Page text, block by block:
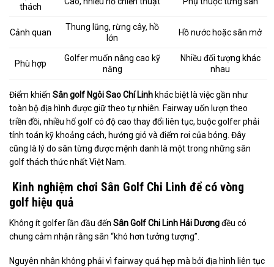
thách
Cảnh quan
Thung lũng, rừng cây, hồ
lớn
Hồ nước hoặc sân mở
Phù hợp
Golfer muốn nâng cao kỹ
năng
Nhiều đối tượng khác
nhau
Điểm khiến Sân golf Ngôi Sao Chí Linh khác biệt là việc gần như
toàn bộ địa hình được giữ theo tự nhiên. Fairway uốn lượn theo
triền đồi, nhiều hố golf có độ cao thay đổi liên tục, buộc golfer phải
tính toán kỹ khoảng cách, hướng gió và điểm rơi của bóng. Đây
cũng là lý do sân từng được mệnh danh là một trong những sân
golf thách thức nhất Việt Nam.
Kinh nghiệm chơi Sân Golf Chi Linh để có vòng
golf hiệu quả
Không ít golfer lần đầu đến Sân Golf Chi Linh Hải Dươngđều có
chung cảm nhận rằng sân “khó hơn tưởng tượng”.
Nguyên nhân không phải vì fairway quá hẹp mà bởi địa hình liên tục